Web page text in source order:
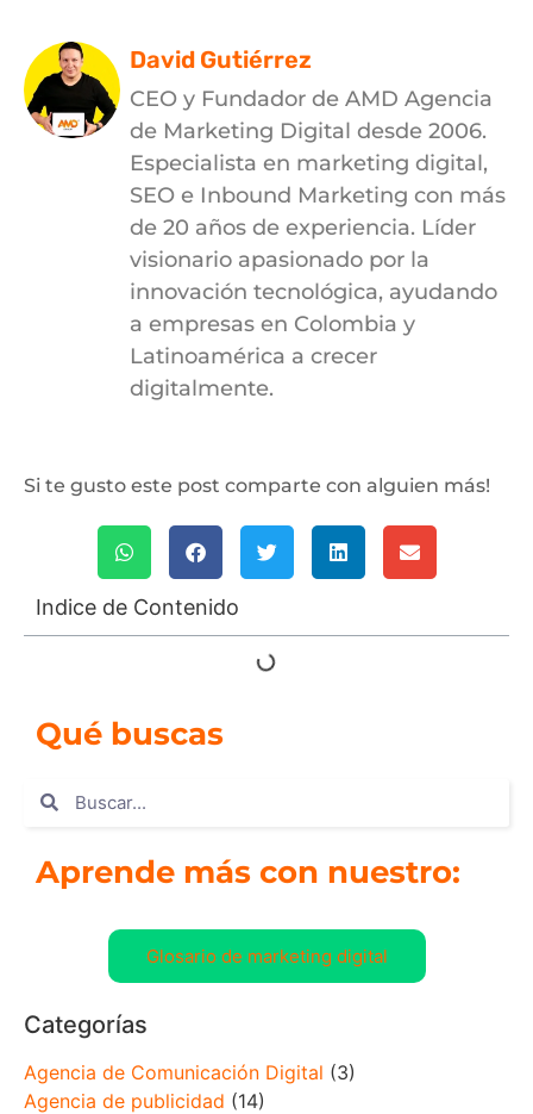
David Gutiérrez
CEO y Fundador de AMD Agencia
de Marketing Digital desde 2006.
Especialista en marketing digital,
SEO e Inbound Marketing con más
de 20 años de experiencia. Líder
visionario apasionado por la
innovación tecnológica, ayudando
a empresas en Colombia y
Latinoamérica a crecer
digitalmente.
Si te gusto este post comparte con alguien más!
Indice de Contenido
Qué buscas
Aprende más con nuestro:
Glosario de marketing digital
Categorías
Agencia de Comunicación Digital (3)
Agencia de publicidad (14)